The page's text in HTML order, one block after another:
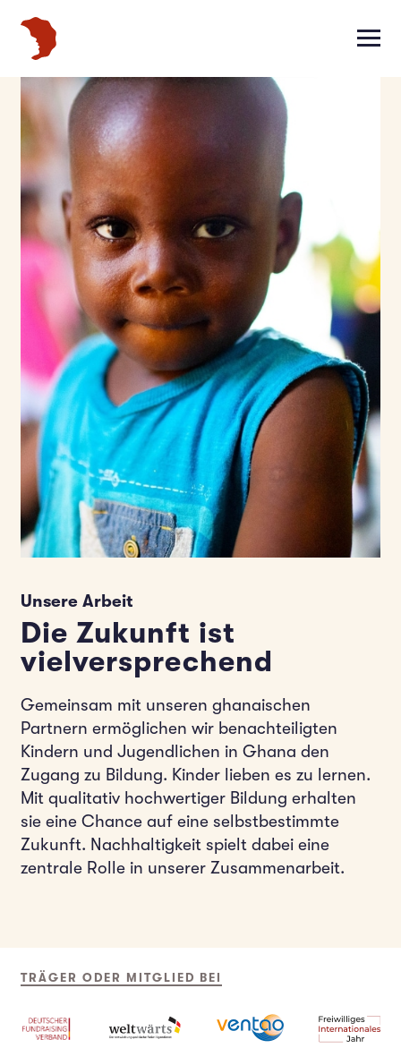
Unsere Arbeit
Die Zukunft ist
vielversprechend
Gemeinsam mit unseren ghanaischen
Partnern ermöglichen wir benachteiligten
Kindern und Jugendlichen in Ghana den
Zugang zu Bildung. Kinder lieben es zu lernen.
Mit qualitativ hochwertiger Bildung erhalten
sie eine Chance auf eine selbstbestimmte
Zukunft. Nachhaltigkeit spielt dabei eine
zentrale Rolle in unserer Zusammenarbeit.
TRÄGER ODER MITGLIED BEI